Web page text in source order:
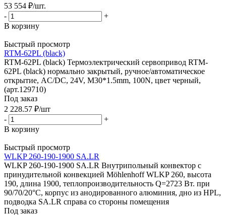
53 554 ₽/шт.
-
+
В корзину
Быстрый просмотр
RTM-62PL (black)
RTM-62PL (black) Термоэлектрический сервопривод RTM-
62PL (black) нормально закрытый, ручное/автоматическое
открытие, AC/DC, 24V, M30*1.5mm, 100N, цвет черный,
(арт.129710)
Под заказ
2 228.57 ₽/шт
-
+
В корзину
Быстрый просмотр
WLKP 260-190-1900 SA.LR
WLKP 260-190-1900 SA.LR Внутрипольный конвектор с
принудительной конвекцией Möhlenhoff WLKP 260, высота
190, длина 1900, теплопроизводительность Q=2723 Вт. при
90/70/20°C, корпус из анодированного алюминия, дно из HPL,
подводка SA.LR справа со стороны помещения
Под заказ